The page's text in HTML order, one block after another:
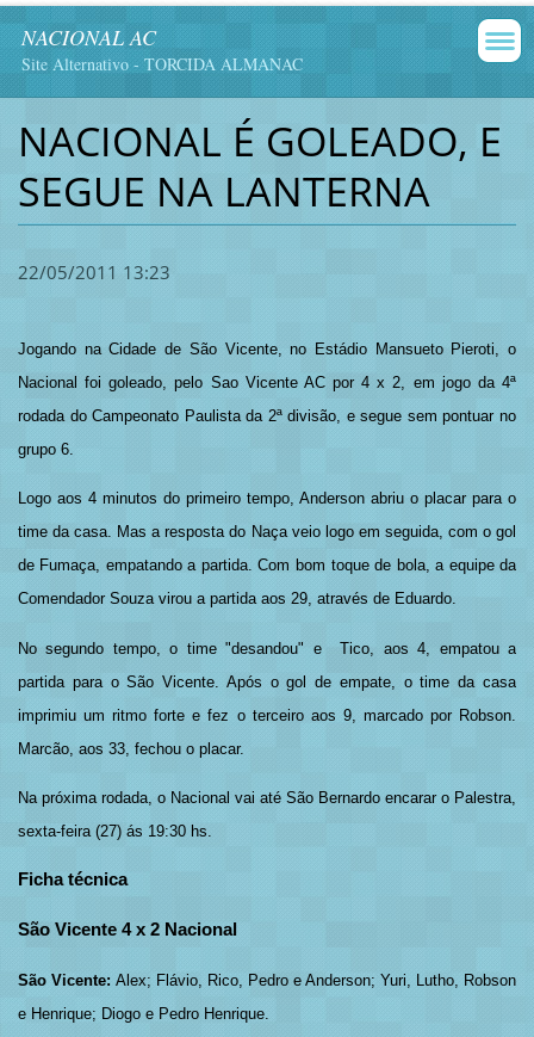
NACIONAL AC
Site Alternativo - TORCIDA ALMANAC
NACIONAL É GOLEADO, E
SEGUE NA LANTERNA
22/05/2011 13:23
Jogando na Cidade de São Vicente, no Estádio Mansueto Pieroti, o
Nacional foi goleado, pelo Sao Vicente AC por 4 x 2, em jogo da 4ª
rodada do Campeonato Paulista da 2ª divisão, e segue sem pontuar no
grupo 6.
Logo aos 4 minutos do primeiro tempo, Anderson abriu o placar para o
time da casa. Mas a resposta do Naça veio logo em seguida, com o gol
de Fumaça, empatando a partida. Com bom toque de bola, a equipe da
Comendador Souza virou a partida aos 29, através de Eduardo.
No segundo tempo, o time "desandou" e Tico, aos 4, empatou a
partida para o São Vicente. Após o gol de empate, o time da casa
imprimiu um ritmo forte e fez o terceiro aos 9, marcado por Robson.
Marcão, aos 33, fechou o placar.
Na próxima rodada, o Nacional vai até São Bernardo encarar o Palestra,
sexta-feira (27) ás 19:30 hs.
Ficha técnica
São Vicente 4 x 2 Nacional
São Vicente:Alex; Flávio, Rico, Pedro e Anderson; Yuri, Lutho, Robson
e Henrique; Diogo e Pedro Henrique.